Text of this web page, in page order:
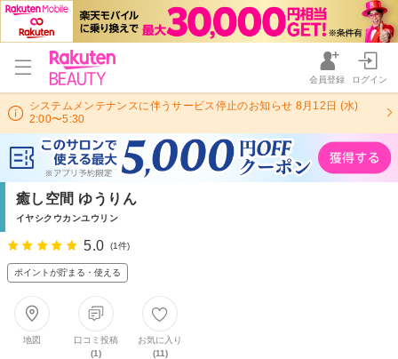
会員登録 ログイン
システムメンテナンスに伴うサービス停止のお知らせ 8月12日 (水)
2:00〜5:30
癒し空間 ゆうりん
イヤシクウカンユウリン
5.0 (1件)
ポイントが貯まる・使える
地図
口コミ投稿
(1)
お気に入り
(11)